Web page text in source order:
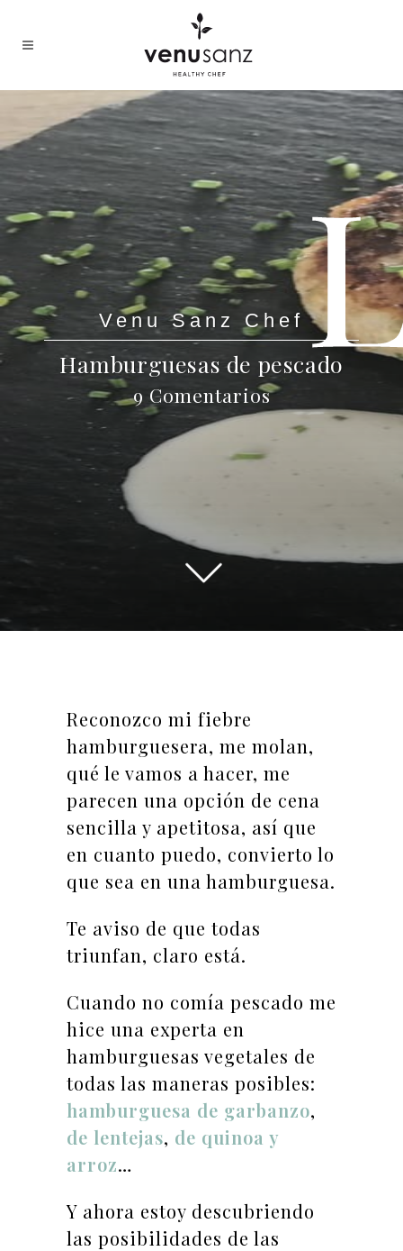
Venu Sanz Chef
Hamburguesas de pescado
9 Comentarios
Reconozco mi fiebre
hamburguesera, me molan,
qué le vamos a hacer, me
parecen una opción de cena
sencilla y apetitosa, así que
en cuanto puedo, convierto lo
que sea en una hamburguesa.
Te aviso de que todas
triunfan, claro está.
Cuando no comía pescado me
hice una experta en
hamburguesas vegetales de
todas las maneras posibles:
hamburguesa de garbanzo,
de lentejas, de quinoa y
arroz…
Y ahora estoy descubriendo
las posibilidades de las